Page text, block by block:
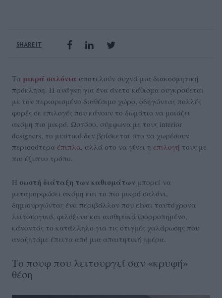
SHARE IT
Τα μικρά σαλόνια αποτελούν συχνά μια διακοσμητική
πρόκληση. Η ανάγκη για ένα άνετο κάθισμα συγκρούεται
με τον περιορισμένο διαθέσιμο χώρο, οδηγώντας πολλές
φορές σε επιλογές που κάνουν το δωμάτιο να μοιάζει
ακόμη πιο μικρό. Ωστόσο, σύμφωνα με τους interior
designers, το μυστικό δεν βρίσκεται στο να χωρέσουν
περισσότερα έπιπλα, αλλά στο να γίνει η επιλογή τους με
πιο έξυπνο τρόπο.
Η σωστή διάταξη των καθισμάτων μπορεί να
μεταμορφώσει ακόμη και το πιο μικρό σαλόνι,
δημιουργώντας ένα περιβάλλον που είναι ταυτόχρονα
λειτουργικό, φιλόξενο και αισθητικά ισορροπημένο,
κάνοντάς το κατάλληλο για τις στιγμές χαλάρωσης που
αναζητάμε έπειτα από μια απαιτητική ημέρα.
Το πουφ που λειτουργεί σαν «κρυφή»
θέση